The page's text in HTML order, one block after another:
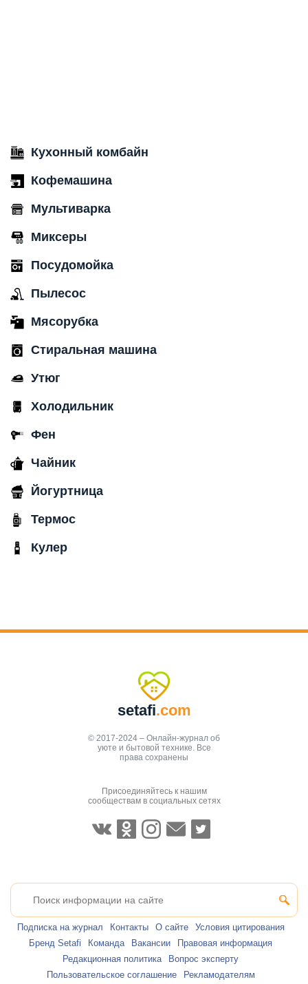
Кухонный комбайн
Кофемашина
Мультиварка
Миксеры
Посудомойка
Пылесос
Мясорубка
Стиральная машина
Утюг
Холодильник
Фен
Чайник
Йогуртница
Термос
Кулер
setafi.com
© 2017-2024 – Онлайн-журнал об
уюте и бытовой технике. Все
права сохранены
Присоединяйтесь к нашим
сообществам в социальных сетях
Подписка на журнал Контакты О сайте
Условия цитирования
Бренд Setafi
Команда Вакансии
Правовая информация
Редакционная политика
Вопрос эксперту
Пользовательское соглашение
Рекламодателям